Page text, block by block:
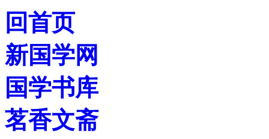
回首页
新国学网
国学书库
茗香文斋